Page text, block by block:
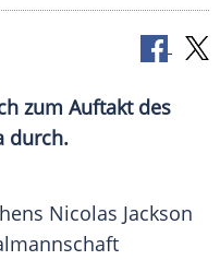
zum Auftakt des
durch.
Nicolas Jackson